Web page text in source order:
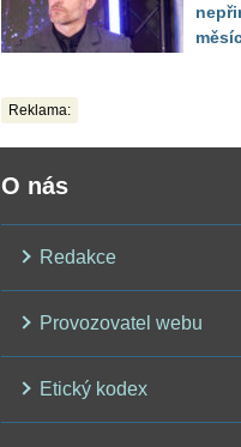
Reklama:
O nás
Redakce
Provozovatel webu
Etický kodex